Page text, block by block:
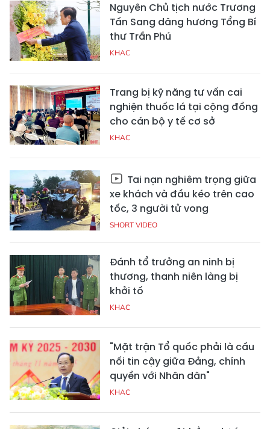
Nguyên Chủ tịch nước Trương
Tấn Sang dâng hương Tổng Bí
thư Trần Phú
KHAC
Trang bị kỹ năng tư vấn cai
nghiện thuốc lá tại cộng đồng
cho cán bộ y tế cơ sở
KHAC
Tai nạn nghiêm trọng giữa
xe khách và đầu kéo trên cao
tốc, 3 người tử vong
SHORT VIDEO
Đánh tổ trưởng an ninh bị
thương, thanh niên làng bị
khởi tố
KHAC
"Mặt trận Tổ quốc phải là cầu
nối tin cậy giữa Đảng, chính
quyền với Nhân dân"
KHAC